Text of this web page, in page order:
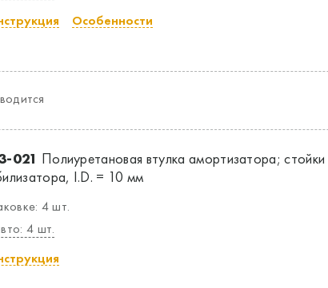
Особенности
021 Полиуретановая втулка амортизатора; стойки
I.D. = 10 мм
4 шт.
4 шт.